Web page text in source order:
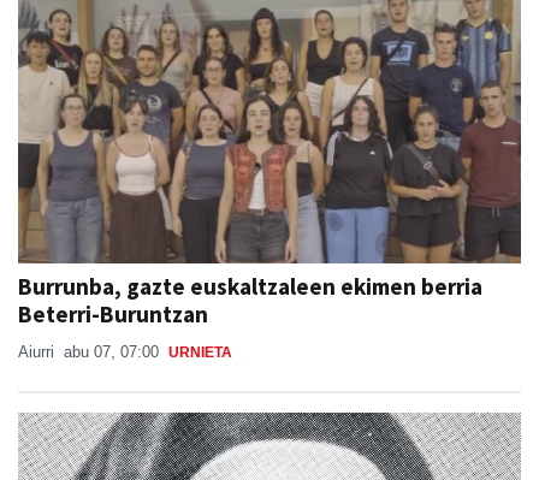
Burrunba, gazte euskaltzaleen ekimen berria
Beterri-Buruntzan
Aiurri abu 07, 07:00 URNIETA